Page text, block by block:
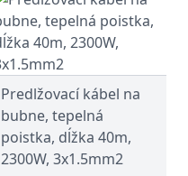
Predlžovací kábel na
bubne, tepelná
poistka, dĺžka 40m,
2300W, 3x1.5mm2